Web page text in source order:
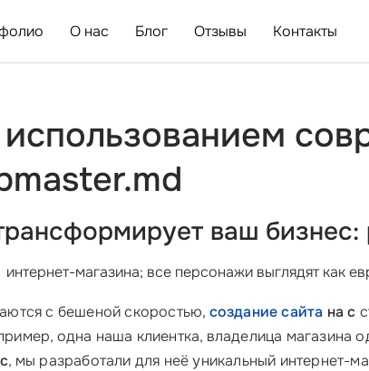
О нас Блог Отзывы Контакты
ваш
интернет-магазина; все персонажи выглядят как
с бешеной скоростью, создание сайта на с
одна наша клиентка, владелица магазина
, мы разработали для неё уникальный интернет-